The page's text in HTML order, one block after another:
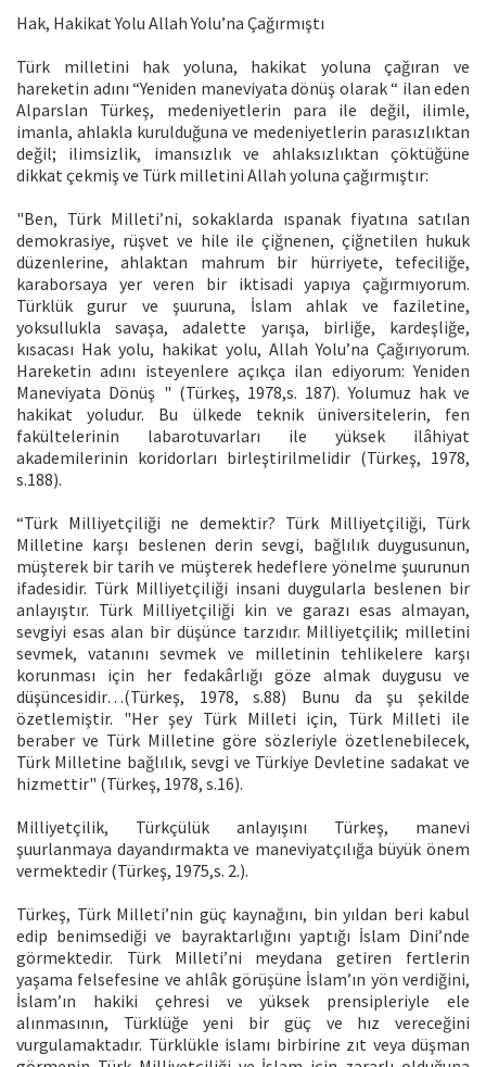
Hak, Hakikat Yolu Allah Yolu’na Çağırmıştı
Türk milletini hak yoluna, hakikat yoluna çağıran ve
hareketin adını “Yeniden maneviyata dönüş olarak “ ilan eden
Alparslan Türkeş, medeniyetlerin para ile değil, ilimle,
imanla, ahlakla kurulduğuna ve medeniyetlerin parasızlıktan
değil; ilimsizlik, imansızlık ve ahlaksızlıktan çöktüğüne
dikkat çekmiş ve Türk milletini Allah yoluna çağırmıştır:
"Ben, Türk Milleti’ni, sokaklarda ıspanak fiyatına satılan
demokrasiye, rüşvet ve hile ile çiğnenen, çiğnetilen hukuk
düzenlerine, ahlaktan mahrum bir hürriyete, tefeciliğe,
karaborsaya yer veren bir iktisadi yapıya çağırmıyorum.
Türklük gurur ve şuuruna, İslam ahlak ve faziletine,
yoksullukla savaşa, adalette yarışa, birliğe, kardeşliğe,
kısacası Hak yolu, hakikat yolu, Allah Yolu’na Çağırıyorum.
Hareketin adını isteyenlere açıkça ilan ediyorum: Yeniden
Maneviyata Dönüş " (Türkeş, 1978,s. 187). Yolumuz hak ve
hakikat yoludur. Bu ülkede teknik üniversitelerin, fen
fakültelerinin labarotuvarları ile yüksek ilâhiyat
akademilerinin koridorları birleştirilmelidir (Türkeş, 1978,
s.188).
“Türk Milliyetçiliği ne demektir? Türk Milliyetçiliği, Türk
Milletine karşı beslenen derin sevgi, bağlılık duygusunun,
müşterek bir tarih ve müşterek hedeflere yönelme şuurunun
ifadesidir. Türk Milliyetçiliği insani duygularla beslenen bir
anlayıştır. Türk Milliyetçiliği kin ve garazı esas almayan,
sevgiyi esas alan bir düşünce tarzıdır. Milliyetçilik; milletini
sevmek, vatanını sevmek ve milletinin tehlikelere karşı
korunması için her fedakârlığı göze almak duygusu ve
düşüncesidir…(Türkeş, 1978, s.88) Bunu da şu şekilde
özetlemiştir. "Her şey Türk Milleti için, Türk Milleti ile
beraber ve Türk Milletine göre sözleriyle özetlenebilecek,
Türk Milletine bağlılık, sevgi ve Türkiye Devletine sadakat ve
hizmettir" (Türkeş, 1978, s.16).
Milliyetçilik, Türkçülük anlayışını Türkeş, manevi
şuurlanmaya dayandırmakta ve maneviyatçılığa büyük önem
vermektedir (Türkeş, 1975,s. 2.).
Türkeş, Türk Milleti’nin güç kaynağını, bin yıldan beri kabul
edip benimsediği ve bayraktarlığını yaptığı İslam Dini’nde
görmektedir. Türk Milleti’ni meydana getiren fertlerin
yaşama felsefesine ve ahlâk görüşüne İslam’ın yön verdiğini,
İslam’ın hakiki çehresi ve yüksek prensipleriyle ele
alınmasının, Türklüğe yeni bir güç ve hız vereceğini
vurgulamaktadır. Türklükle islamı birbirine zıt veya düşman